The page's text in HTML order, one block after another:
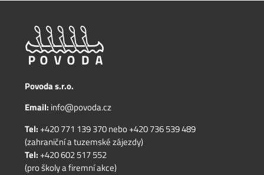
Povoda s.r.o.
Email: info@povoda.cz
Tel:+420 771 139 370nebo+420 736 539 489
(zahraniční a tuzemské zájezdy)
Tel:+420 602 517 552
(pro školy a firemní akce)